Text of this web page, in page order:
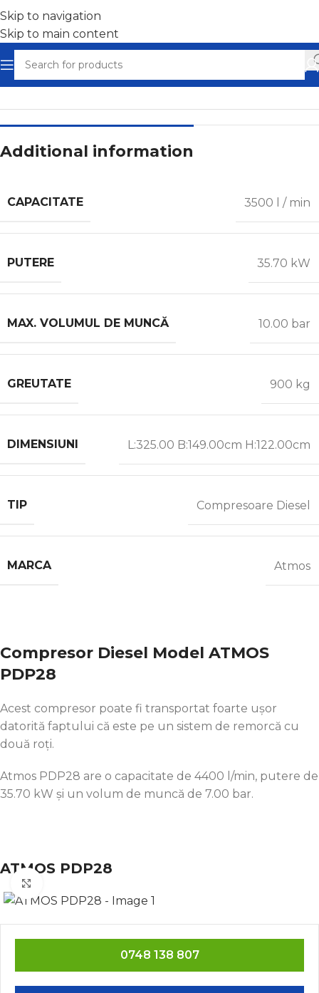
Skip to navigation
Skip to main content
Home/Compresoare diesel
Additional information
CAPACITATE 3500 l / min
PUTERE 35.70 kW
MAX. VOLUMUL DE MUNCĂ 10.00 bar
GREUTATE 900 kg
DIMENSIUNI L:325.00 B:149.00cm H:122.00cm
TIP Compresoare Diesel
MARCA Atmos
Compresor Diesel Model ATMOS
PDP28
Acest compresor poate fi transportat foarte ușor
datorită faptului că este pe un sistem de remorcă cu
două roți.
Atmos PDP28 are o capacitate de 4400 l/min, putere de
35.70 kW și un volum de muncă de 7.00 bar.
ATMOS PDP28
0748 138 807